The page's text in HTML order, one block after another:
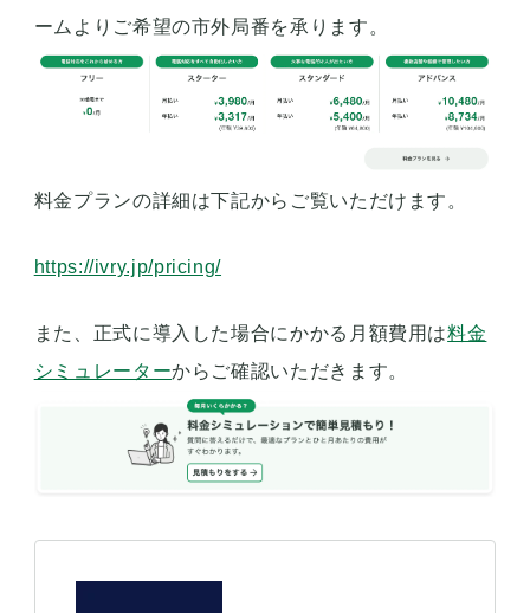
ームよりご希望の市外局番を承ります。
料金プランの詳細は下記からご覧いただけます。
https://ivry.jp/pricing/
また、正式に導入した場合にかかる月額費用は料金
シミュレーターからご確認いただきます。